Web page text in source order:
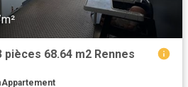
68.64 m2 Rennes
Appartement